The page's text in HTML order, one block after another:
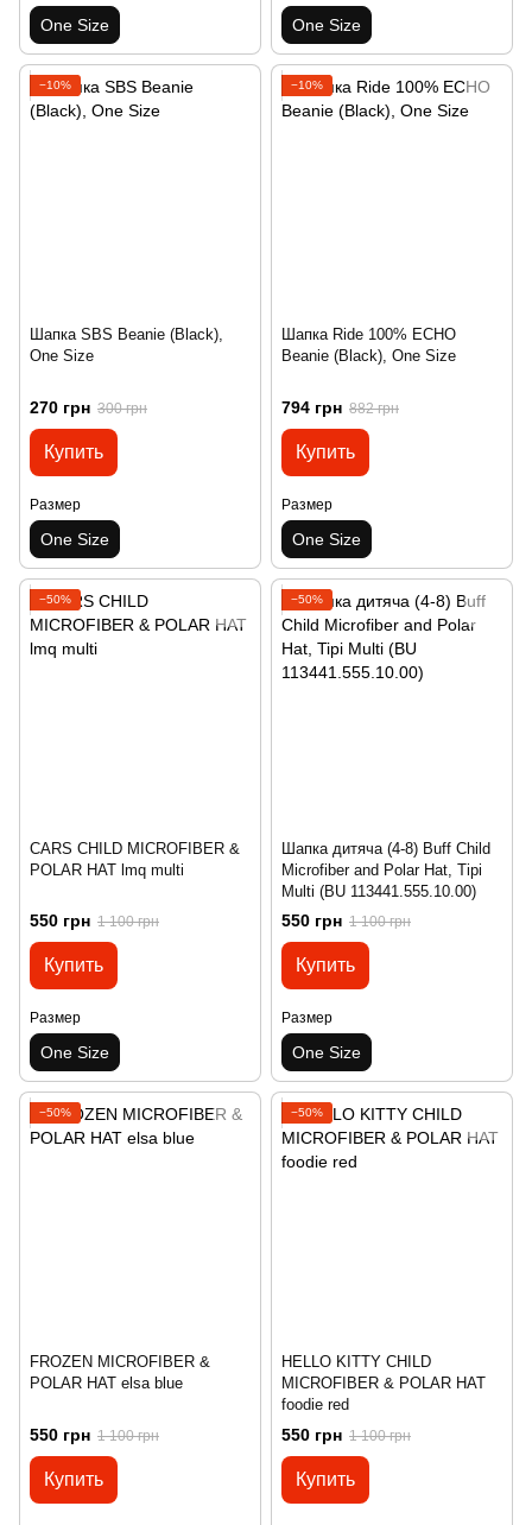
One Size One Size
−10%
Шапка SBS Beanie (Black),
One Size
270 грн 300 грн
Купить
Размер
One Size
−10%
Шапка Ride 100% ECHO
Beanie (Black), One Size
794 грн 882 грн
Купить
Размер
One Size
−50%
CARS CHILD MICROFIBER &
POLAR HAT lmq multi
550 грн 1 100 грн
Купить
Размер
One Size
−50%
Шапка дитяча (4-8) Buff Child
Microfiber and Polar Hat, Tipi
Multi (BU 113441.555.10.00)
550 грн 1 100 грн
Купить
Размер
One Size
−50%
FROZEN MICROFIBER &
POLAR HAT elsa blue
550 грн 1 100 грн
Купить
−50%
HELLO KITTY CHILD
MICROFIBER & POLAR HAT
foodie red
550 грн 1 100 грн
Купить